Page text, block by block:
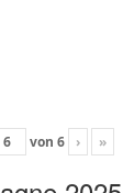
von 6 › »